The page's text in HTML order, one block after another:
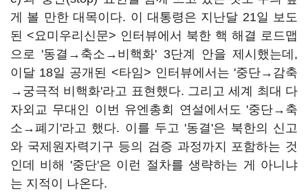
게 볼 만한 대목이다. 이 대통령은 지난달 21일 보도
된 <요미우리신문> 인터뷰에서 북한 핵 해결 로드맵
으로 '동결→축소→비핵화' 3단계 안을 제시했는데,
이달 18일 공개된 <타임> 인터뷰에서는 '중단→감축
→궁극적 비핵화'라고 표현했다. 그리고 세계 최대 다
자외교 무대인 이번 유엔총회 연설에서도 '중단→축
소→폐기'라고 했다. 이를 두고 '동결'은 북한의 신고
와 국제원자력기구 등의 검증 과정까지 포함하는 것
인데 비해 '중단'은 이런 절차를 생략하는 게 아니냐
는 지적이 나온다.